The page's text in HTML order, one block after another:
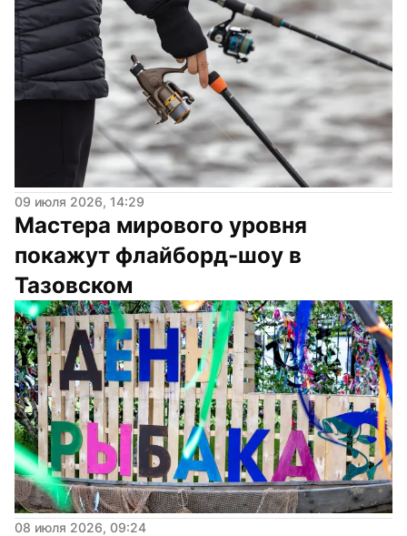
09 июля 2026, 14:29
Мастера мирового уровня
покажут флайборд-шоу в
Тазовском
08 июля 2026, 09:24